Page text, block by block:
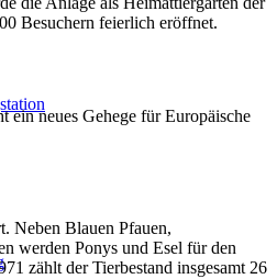
Besuchern feierlich eröffnet.
ein neues Gehege für Europäische
Neben Blauen Pfauen,
werden Ponys und Esel für den
zählt der Tierbestand insgesamt 26